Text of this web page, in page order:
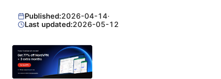
Published:2026-04-14·
Last updated:2026-05-12